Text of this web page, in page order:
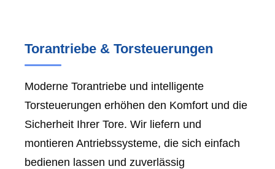
Torantriebe & Torsteuerungen
Moderne Torantriebe und intelligente
Torsteuerungen erhöhen den Komfort und die
Sicherheit Ihrer Tore. Wir liefern und
montieren Antriebssysteme, die sich einfach
bedienen lassen und zuverlässig